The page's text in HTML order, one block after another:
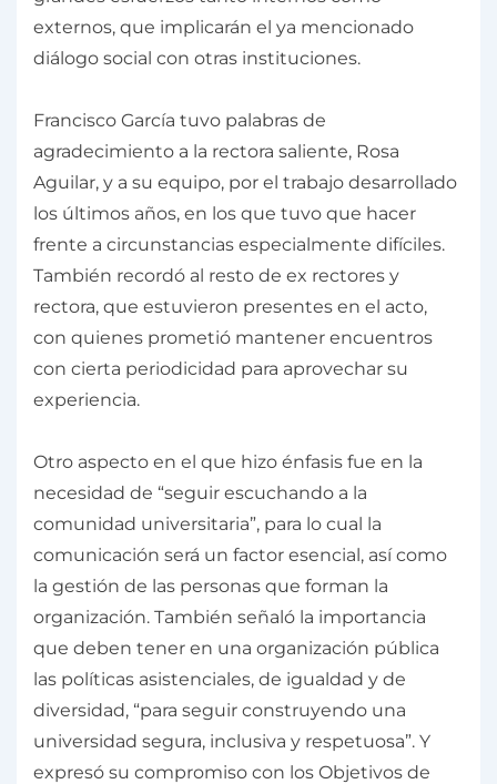
externos, que implicarán el ya mencionado
diálogo social con otras instituciones.
Francisco García tuvo palabras de
agradecimiento a la rectora saliente, Rosa
Aguilar, y a su equipo, por el trabajo desarrollado
los últimos años, en los que tuvo que hacer
frente a circunstancias especialmente difíciles.
También recordó al resto de ex rectores y
rectora, que estuvieron presentes en el acto,
con quienes prometió mantener encuentros
con cierta periodicidad para aprovechar su
experiencia.
Otro aspecto en el que hizo énfasis fue en la
necesidad de “seguir escuchando a la
comunidad universitaria”, para lo cual la
comunicación será un factor esencial, así como
la gestión de las personas que forman la
organización. También señaló la importancia
que deben tener en una organización pública
las políticas asistenciales, de igualdad y de
diversidad, “para seguir construyendo una
universidad segura, inclusiva y respetuosa”. Y
expresó su compromiso con los Objetivos de